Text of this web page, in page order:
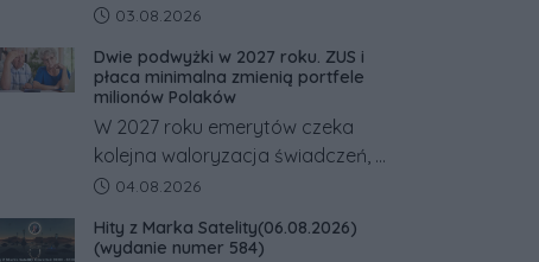
powiecie śremskim zakończyło
zdołały odwrócić nawet
natychmiastowe działania służb
ratunkowych.
Data dodania artykułu:
03.08.2026
Dwie podwyżki w 2027 roku. ZUS i
płaca minimalna zmienią portfele
milionów Polaków
W 2027 roku emerytów czeka
kolejna waloryzacja świadczeń, a
pracowników podwyżka płacy
tym zmianom zyskają.
Data dodania artykułu:
04.08.2026
Hity z Marka Satelity(06.08.2026)
(wydanie numer 584)